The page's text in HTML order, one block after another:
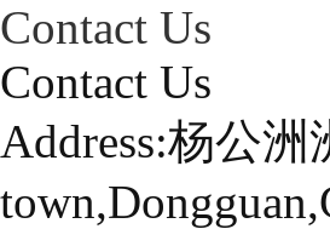
Contact Us
Contact Us
Address:杨公